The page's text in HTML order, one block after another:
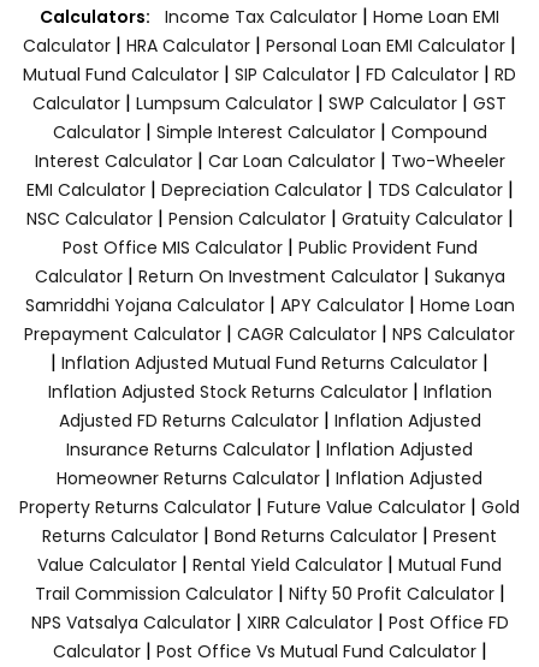
Calculators: Income Tax Calculator | Home Loan EMI
Calculator | HRA Calculator | Personal Loan EMI Calculator |
Mutual Fund Calculator | SIP Calculator | FD Calculator | RD
Calculator | Lumpsum Calculator | SWP Calculator | GST
Calculator| Simple Interest Calculator| Compound
Interest Calculator| Car Loan Calculator| Two-Wheeler
EMI Calculator| Depreciation Calculator| TDS Calculator|
NSC Calculator| Pension Calculator| Gratuity Calculator|
Post Office MIS Calculator| Public Provident Fund
Calculator| Return On Investment Calculator| Sukanya
Samriddhi Yojana Calculator| APY Calculator| Home Loan
Prepayment Calculator | CAGR Calculator | NPS Calculator
| Inflation Adjusted Mutual Fund Returns Calculator |
Inflation Adjusted Stock Returns Calculator| Inflation
Adjusted FD Returns Calculator| Inflation Adjusted
Insurance Returns Calculator | Inflation Adjusted
Homeowner Returns Calculator | Inflation Adjusted
Property Returns Calculator | Future Value Calculator | Gold
Returns Calculator | Bond Returns Calculator | Present
Value Calculator | Rental Yield Calculator | Mutual Fund
Trail Commission Calculator| Nifty 50 Profit Calculator|
NPS Vatsalya Calculator| XIRR Calculator| Post Office FD
Calculator| Post Office Vs Mutual Fund Calculator|